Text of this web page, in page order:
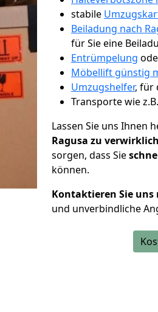
stabile
Beiladung nach
für Sie eine
Entrümpelung
Möbellift günstig
Umzugshelfer, für
Transporte wie z.B.
Lassen Sie uns Ihnen
Ragusa zu
sorgen, dass Sie
können.
Kontaktieren Sie uns
und unverbindliche